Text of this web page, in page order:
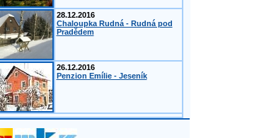
28.12.2016
Chaloupka Rudná - Rudná pod
Pradědem
26.12.2016
Penzion Emílie - Jeseník